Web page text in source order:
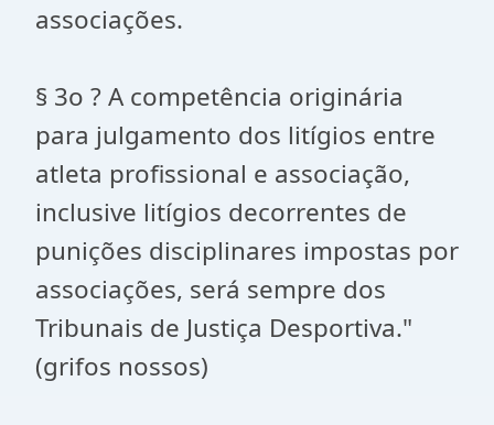
associações.
§ 3o ? A competência originária
para julgamento dos litígios entre
atleta profissional e associação,
inclusive litígios decorrentes de
punições disciplinares impostas por
associações, será sempre dos
Tribunais de Justiça Desportiva."
(grifos nossos)